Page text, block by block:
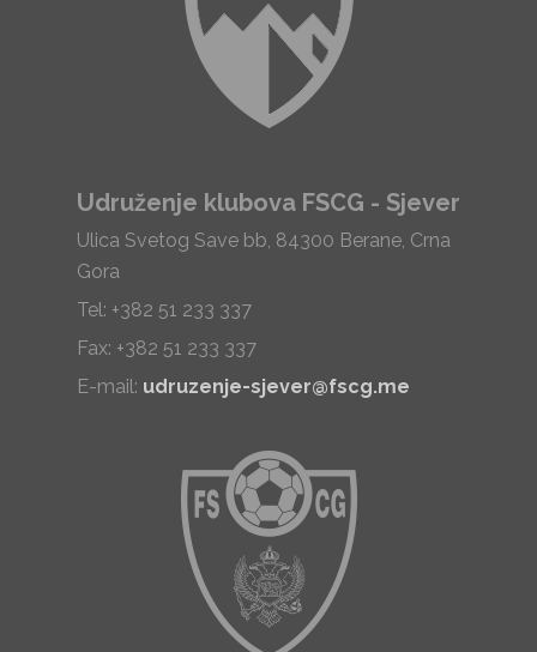
Udruženje klubova FSCG - Sjever
Ulica Svetog Save bb, 84300 Berane, Crna
Gora
Tel: +382 51 233 337
Fax: +382 51 233 337
E-mail: udruzenje-sjever@fscg.me